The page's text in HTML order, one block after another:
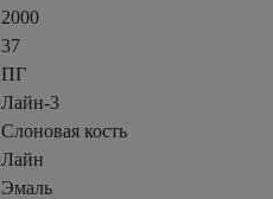
2000
37
ПГ
Лайн-3
Слоновая кость
Лайн
Эмаль